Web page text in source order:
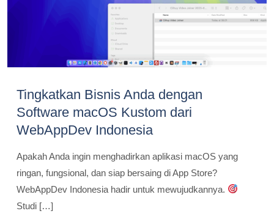
Tingkatkan Bisnis Anda dengan
Software macOS Kustom dari
WebAppDev Indonesia
Apakah Anda ingin menghadirkan aplikasi macOS yang
ringan, fungsional, dan siap bersaing di App Store?
WebAppDev Indonesia hadir untuk mewujudkannya.
Studi […]